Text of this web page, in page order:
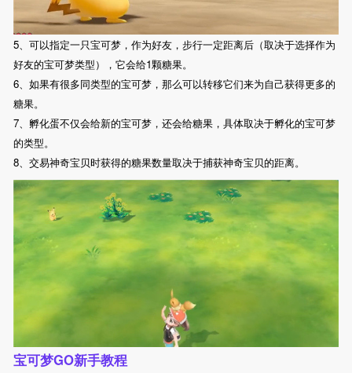
5、可以指定一只宝可梦，作为好友，步行一定距离后（取决于选择作为
好友的宝可梦类型），它会给1颗糖果。
6、如果有很多同类型的宝可梦，那么可以转移它们来为自己获得更多的
糖果。
7、孵化蛋不仅会给新的宝可梦，还会给糖果，具体取决于孵化的宝可梦
的类型。
8、交易神奇宝贝时获得的糖果数量取决于捕获神奇宝贝的距离。
宝可梦GO新手教程